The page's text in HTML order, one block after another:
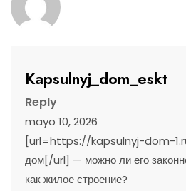
Kapsulnyj_dom_eskt
Reply
mayo 10, 2026
[url=https://kapsulnyj-dom-
дом[/url] — можно ли его
как жилое строение?